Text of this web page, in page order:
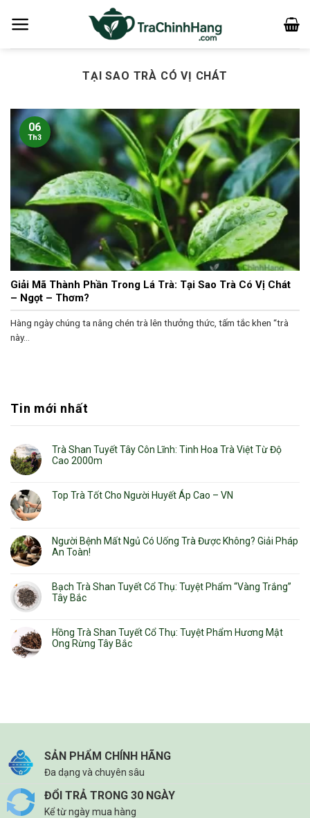
qua
TẠI SAO TRÀ CÓ VỊ CHÁT
Giải Mã Thành Phần Trong Lá Trà: Tại Sao Trà Có Vị Chát
– Ngọt – Thơm?
Hàng ngày chúng ta nâng chén trà lên thưởng thức, tấm tắc khen “trà
này...
06
Th3
Tin mới nhất
Trà Shan Tuyết Tây Côn Lĩnh: Tinh Hoa Trà Việt Từ Độ
Cao 2000m
Top Trà Tốt Cho Người Huyết Áp Cao – VN
Người Bệnh Mất Ngủ Có Uống Trà Được Không? Giải Pháp
An Toàn!
Bạch Trà Shan Tuyết Cổ Thụ: Tuyệt Phẩm “Vàng Trắng”
Tây Bắc
Hồng Trà Shan Tuyết Cổ Thụ: Tuyệt Phẩm Hương Mật
Ong Rừng Tây Bắc
SẢN PHẨM CHÍNH HÃNG
Đa dạng và chuyên sâu
ĐỔI TRẢ TRONG 30 NGÀY
Kể từ ngày mua hàng